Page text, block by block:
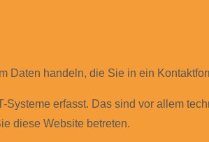
Daten handeln, die Sie in ein
erfasst. Das sind vor allem
diese Website betreten.